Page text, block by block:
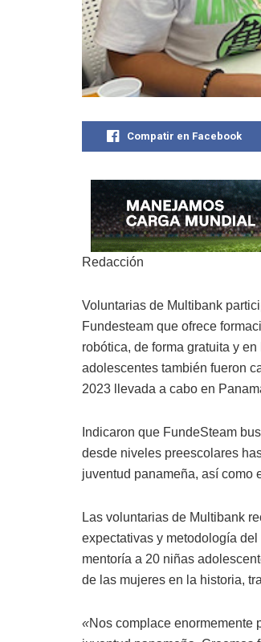
Compatir en Facebook
Redacción
Voluntarias de Multibank
Fundesteam que ofrece
robótica, de forma gratuita y
adolescentes también fueron
2023 llevada a cabo en
Indicaron que FundeSteam
desde niveles preescolares
juventud panameña, así como
Las voluntarias de Multibank
expectativas y metodología
mentoría a 20 niñas
de las mujeres en la historia,
«Nos complace enormemente